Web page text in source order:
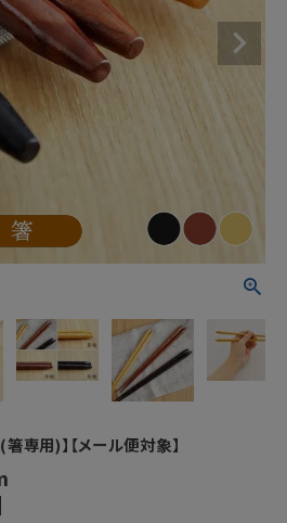
専用)】【メール便対象】